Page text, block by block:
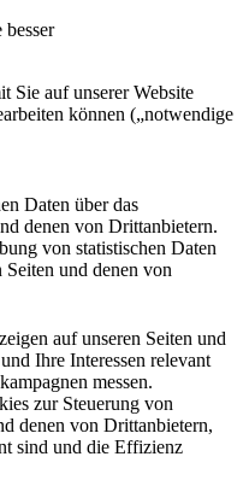
Sie auf unserer Website
können („notwendige
Daten über das
denen von Drittanbietern.
von statistischen Daten
Seiten und denen von
auf unseren Seiten und
Ihre Interessen relevant
messen.
zur Steuerung von
denen von Drittanbietern,
sind und die Effizienz